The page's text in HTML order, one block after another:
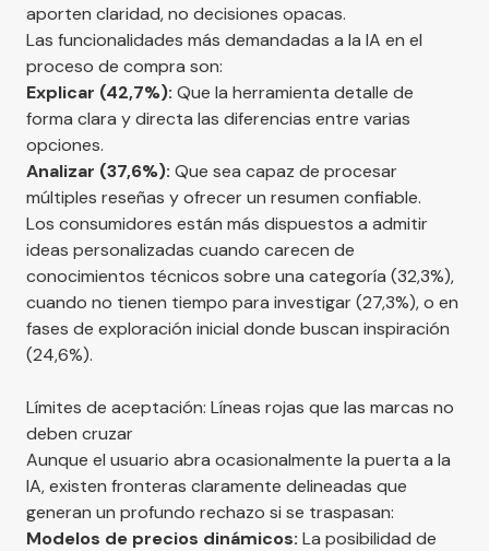
aporten claridad, no decisiones opacas.
Las funcionalidades más demandadas a la IA en el
proceso de compra son:
Explicar (42,7%): Que la herramienta detalle de
forma clara y directa las diferencias entre varias
opciones.
Analizar (37,6%): Que sea capaz de procesar
múltiples reseñas y ofrecer un resumen confiable.
Los consumidores están más dispuestos a admitir
ideas personalizadas cuando carecen de
conocimientos técnicos sobre una categoría (32,3%),
cuando no tienen tiempo para investigar (27,3%), o en
fases de exploración inicial donde buscan inspiración
(24,6%).
Límites de aceptación: Líneas rojas que las marcas no
deben cruzar
Aunque el usuario abra ocasionalmente la puerta a la
IA, existen fronteras claramente delineadas que
generan un profundo rechazo si se traspasan:
Modelos de precios dinámicos: La posibilidad de